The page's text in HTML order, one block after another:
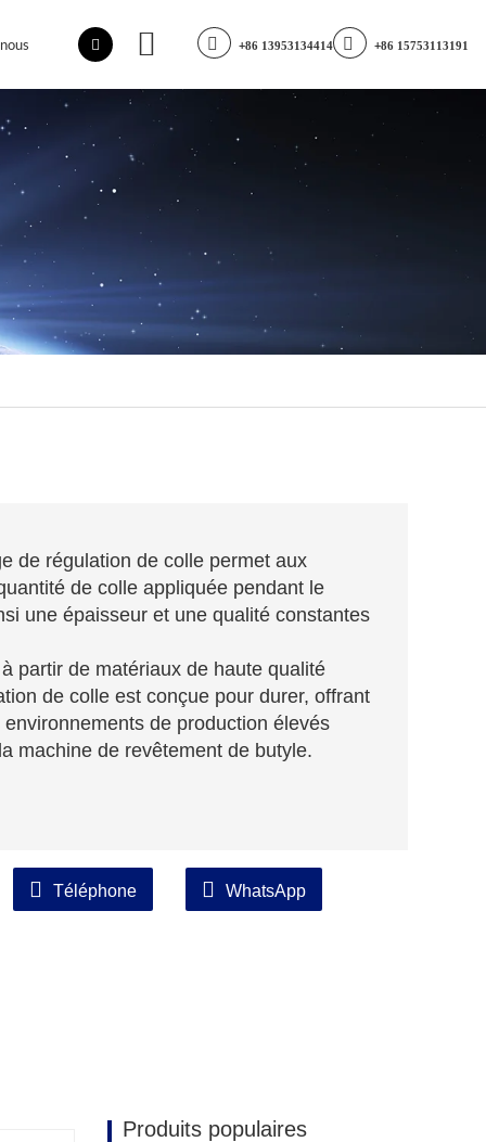
+86 13953134414 +86 15753113191
de régulation de colle permet aux
de colle appliquée pendant le
une épaisseur et une qualité constantes
partir de matériaux de haute qualité
de colle est conçue pour durer, offrant
de production élevés
machine de revêtement de butyle.
Téléphone WhatsApp
Produits populaires